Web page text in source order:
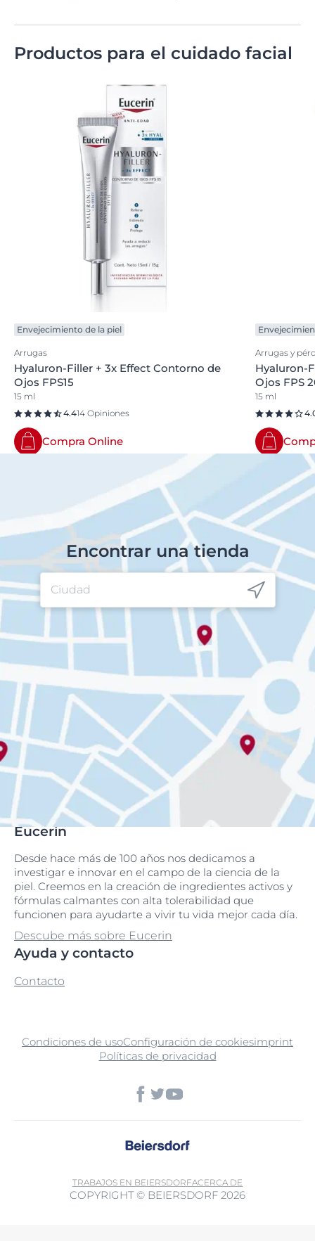
Productos para el cuidado facial
Envejecimiento de la piel
Arrugas
Hyaluron-Filler + 3x Effect Contorno de
Ojos FPS15
15 ml
4.414 Opiniones
Compra Online
Arrugas y
Hyaluron-
Ojos FPS
15 ml
Encontrar una tienda
Eucerin
Desde hace más de 100 años nos dedicamos a
investigar e innovar en el campo de la ciencia de la
piel. Creemos en la creación de ingredientes activos y
fórmulas calmantes con alta tolerabilidad que
funcionen para ayudarte a vivir tu vida mejor cada día.
Descube más sobre Eucerin
Ayuda y contacto
Contacto
Condiciones de usoConfiguración de cookiesimprint
Políticas de privacidad
TRABAJOS EN BEIERSDORFACERCA DE
COPYRIGHT © BEIERSDORF 2026